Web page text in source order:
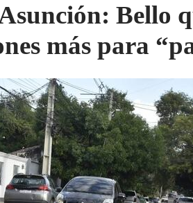
Bello
más para